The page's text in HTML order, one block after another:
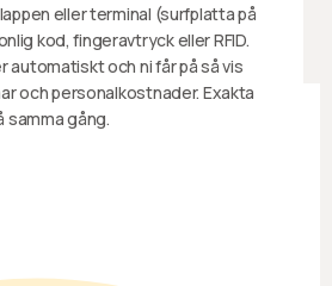
eller terminal (surfplatta på
kod, fingeravtryck eller RFID.
automatiskt och ni får på så vis
och personalkostnader. Exakta
samma gång.